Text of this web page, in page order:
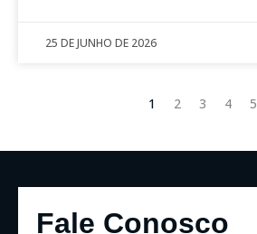
25 DE JUNHO DE 2026
1 2 3 4 5
Fale Conosco